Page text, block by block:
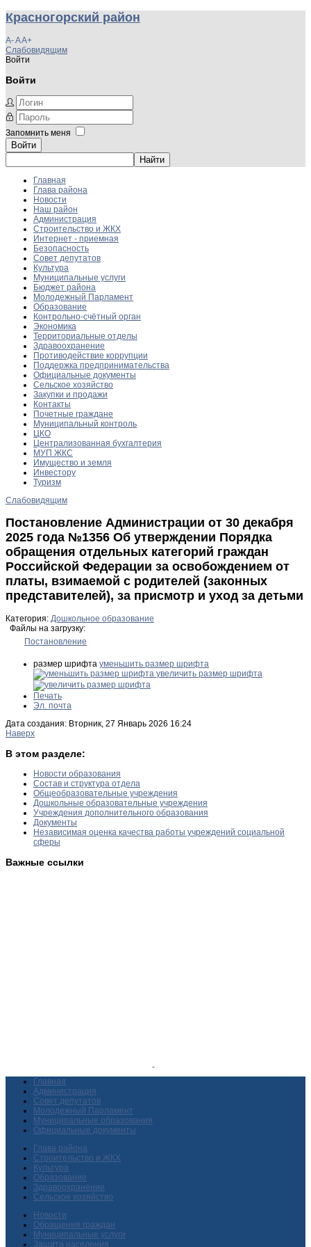
Красногорский район
A-AA+
Слабовидящим
Войти
Войти
Запомнить меня
Войти
Главная
Глава района
Новости
Наш район
Администрация
Строительство и ЖКХ
Интернет - приемная
Безопасность
Совет депутатов
Культура
Муниципальные услуги
Бюджет района
Молодежный Парламент
Образование
Контрольно-счётный орган
Экономика
Территориальные отделы
Здравоохранение
Противодействие коррупции
Поддержка предпринимательства
Официальные документы
Сельское хозяйство
Закупки и продажи
Контакты
Почетные граждане
Муниципальный контроль
ЦКО
Централизованная бухгалтерия
МУП ЖКС
Имущество и земля
Инвестору
Туризм
Слабовидящим
Постановление Администрации от 30 декабря
2025 года №1356 Об утверждении Порядка
обращения отдельных категорий граждан
Российской Федерации за освобождением от
платы, взимаемой с родителей (законных
представителей), за присмотр и уход за детьми
Категория: Дошкольное образование
Файлы на загрузку:
Постановление
размер шрифта уменьшить размер шрифта
увеличить размер шрифта
Печать
Эл. почта
Дата создания: Вторник, 27 Январь 2026 16:24
Наверх
В этом разделе:
Новости образования
Состав и структура отдела
Общеобразовательные учреждения
Дошкольные образовательные учреждения
Учреждения дополнительного образования
Документы
Независимая оценка качества работы учреждений социальной
сферы
Важные ссылки
Главная
Администрация
Совет депутатов
Молодежный Парламент
Муниципальные образования
Официальные документы
Глава района
Строительство и ЖКХ
Культура
Образование
Здравоохранение
Сельское хозяйство
Новости
Обращения граждан
Муниципальные услуги
Защита населения